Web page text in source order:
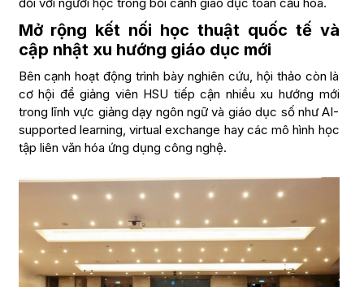
Mở rộng kết nối học thuật quốc tế và
cập nhật xu hướng giáo dục mới
Bên cạnh hoạt động trình bày nghiên cứu, hội thảo còn là
cơ hội để giảng viên HSU tiếp cận nhiều xu hướng mới
trong lĩnh vực giảng dạy ngôn ngữ và giáo dục số như AI-
supported learning, virtual exchange hay các mô hình học
tập liên văn hóa ứng dụng công nghệ.